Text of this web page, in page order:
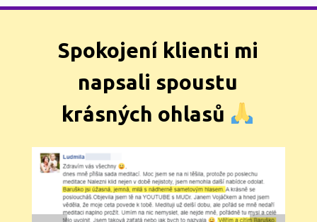
Spokojení klienti mi
napsali spoustu
krásných ohlasů